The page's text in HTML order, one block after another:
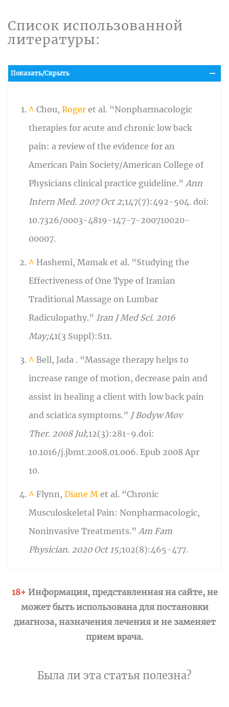
Список использованной
литературы:
Показать/Скрыть
^ Chou, Roger et al. “Nonpharmacologic
therapies for acute and chronic low back
pain: a review of the evidence for an
American Pain Society/American College of
Physicians clinical practice guideline.” Ann
Intern Med. 2007 Oct 2;147(7):492-504. doi:
10.7326/0003-4819-147-7-200710020-
00007.
^ Hashemi, Mamak et al. “Studying the
Effectiveness of One Type of Iranian
Traditional Massage on Lumbar
Radiculopathy.” Iran J Med Sci. 2016
May;41(3 Suppl):S11.
^ Bell, Jada . “Massage therapy helps to
increase range of motion, decrease pain and
assist in healing a client with low back pain
and sciatica symptoms.” J Bodyw Mov
Ther. 2008 Jul;12(3):281-9.doi:
10.1016/j.jbmt.2008.01.006. Epub 2008 Apr
10.
^ Flynn, Diane M et al. “Chronic
Musculoskeletal Pain: Nonpharmacologic,
Noninvasive Treatments.” Am Fam
Physician. 2020 Oct 15;102(8):465-477.
18+ Информация, представленная на сайте, не
может быть использована для постановки
диагноза, назначения лечения и не заменяет
прием врача.
Была ли эта статья полезна?